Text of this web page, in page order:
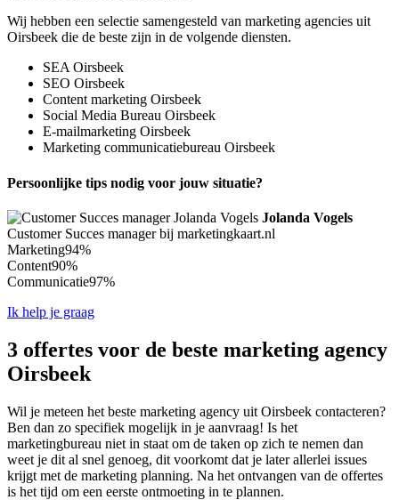
Wij hebben een selectie samengesteld van marketing agencies uit
Oirsbeek die de beste zijn in de volgende diensten.
SEA Oirsbeek
SEO Oirsbeek
Content marketing Oirsbeek
Social Media Bureau Oirsbeek
E-mailmarketing Oirsbeek
Marketing communicatiebureau Oirsbeek
Persoonlijke tips nodig voor jouw situatie?
Jolanda Vogels
Customer Succes manager bij marketingkaart.nl
Marketing94%
Content90%
Communicatie97%
Ik help je graag
3 offertes voor de beste marketing agency
Oirsbeek
Wil je meteen het beste marketing agency uit Oirsbeek contacteren?
Ben dan zo specifiek mogelijk in je aanvraag! Is het
marketingbureau niet in staat om de taken op zich te nemen dan
weet je dit al snel genoeg, dit voorkomt dat je later allerlei issues
krijgt met de marketing planning. Na het ontvangen van de offertes
is het tijd om een eerste ontmoeting in te plannen.